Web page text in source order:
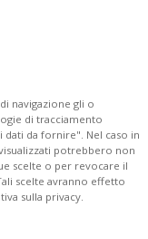
navigazione gli o
di tracciamento
da fornire". Nel caso in
potrebbero non
scelte o per revocare il
scelte avranno effetto
sulla privacy.